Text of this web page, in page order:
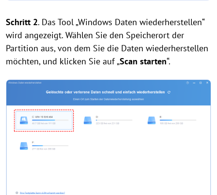
Schritt 2. Das Tool „Windows Daten wiederherstellen“
wird angezeigt. Wählen Sie den Speicherort der
Partition aus, von dem Sie die Daten wiederherstellen
möchten, und klicken Sie auf „Scan starten“.